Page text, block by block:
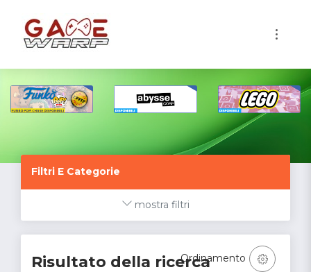
Filtri E Categorie
mostra filtri
Risultato della ricercaOrdinamento